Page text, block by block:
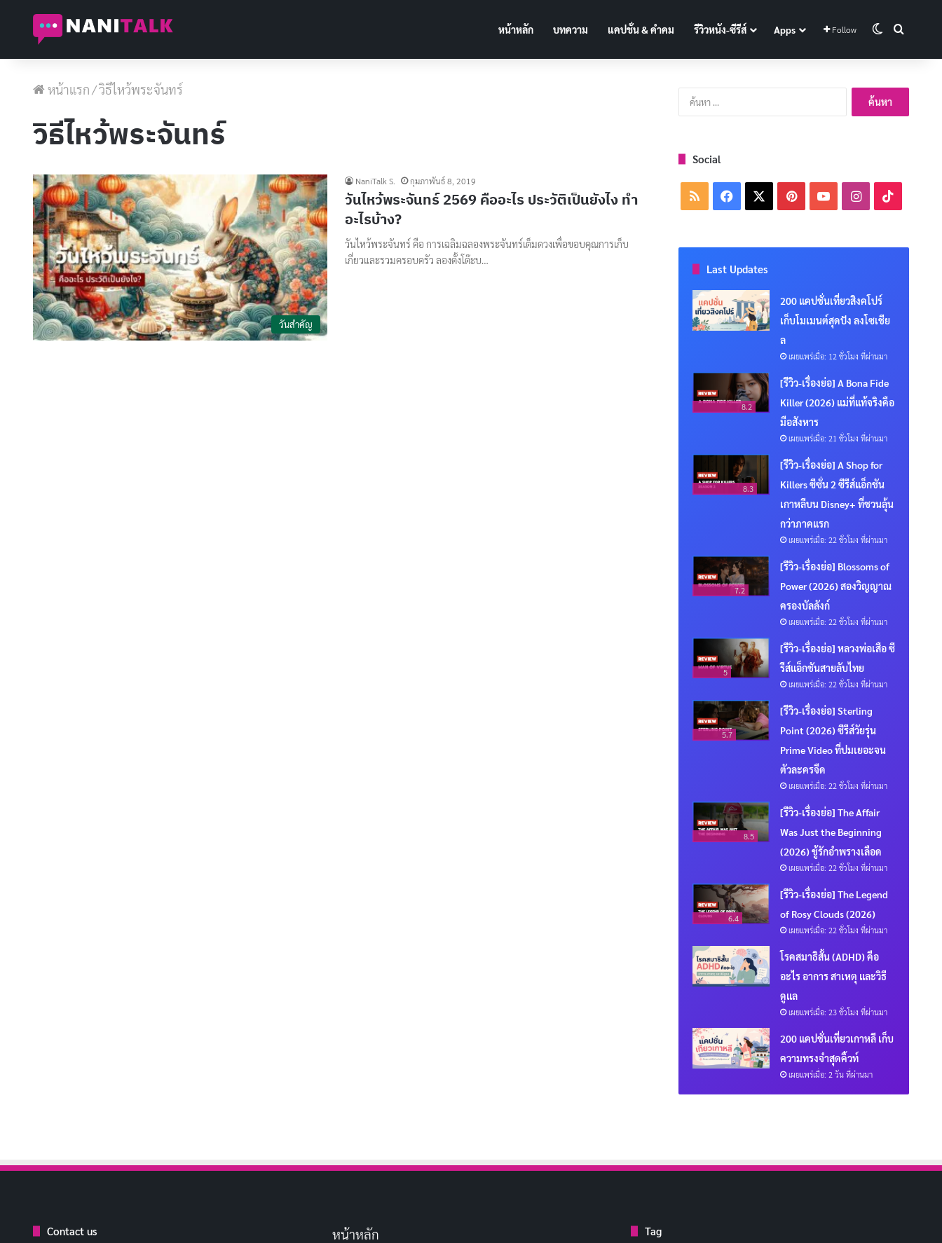
หน้าหลัก บทความ แคปชั่น & คำคม รีวิวหนัง-ซีรีส์ Apps Follow Switch skin
หน้าแรก/วิธีไหว้พระจันทร์
วิธีไหว้พระจันทร์
วันสำคัญ
NaniTalk S. กุมภาพันธ์ 8, 2019
วันไหว้พระจันทร์ 2569 คืออะไร ประวัติเป็นยังไง ทํา
อะไรบ้าง?
วันไหว้พระจันทร์ คือ การเฉลิมฉลองพระจันทร์เต็มดวงเพื่อขอบคุณการเก็บ
เกี่ยวและรวมครอบครัว ลองตั้งโต๊ะบ…
ค้นหา
สำหรับ:
Social
RSS Facebook PinterestYouTubeInstagram
Last Updates
200 แคปชั่นเที่ยวสิงคโปร์
เก็บโมเมนต์สุดปัง ลงโซเชีย
ล
เผยแพร่เมื่อ: 12 ชั่วโมง ที่ผ่านมา
8.2
[รีวิว-เรื่องย่อ] A Bona Fide
Killer (2026) แม่ที่แท้จริงคือ
มือสังหาร
เผยแพร่เมื่อ: 21 ชั่วโมง ที่ผ่านมา
8.3
[รีวิว-เรื่องย่อ] A Shop for
Killers ซีซั่น 2 ซีรีส์แอ็กชัน
เกาหลีบน Disney+ ที่ชวนลุ้น
กว่าภาคแรก
เผยแพร่เมื่อ: 22 ชั่วโมง ที่ผ่านมา
7.2
[รีวิว-เรื่องย่อ] Blossoms of
Power (2026) สองวิญญาณ
ครองบัลลังก์
เผยแพร่เมื่อ: 22 ชั่วโมง ที่ผ่านมา
5
[รีวิว-เรื่องย่อ] หลวงพ่อเสือ ซี
รีส์แอ็กชันสายลับไทย
เผยแพร่เมื่อ: 22 ชั่วโมง ที่ผ่านมา
5.7
[รีวิว-เรื่องย่อ] Sterling
Point (2026) ซีรีส์วัยรุ่น
Prime Video ที่ปมเยอะจน
ตัวละครจืด
เผยแพร่เมื่อ: 22 ชั่วโมง ที่ผ่านมา
8.5
[รีวิว-เรื่องย่อ] The Affair
Was Just the Beginning
(2026) ชู้รักอำพรางเลือด
เผยแพร่เมื่อ: 22 ชั่วโมง ที่ผ่านมา
6.4
[รีวิว-เรื่องย่อ] The Legend
of Rosy Clouds (2026)
เผยแพร่เมื่อ: 22 ชั่วโมง ที่ผ่านมา
โรคสมาธิสั้น (ADHD) คือ
อะไร อาการ สาเหตุ และวิธี
ดูแล
เผยแพร่เมื่อ: 23 ชั่วโมง ที่ผ่านมา
200 แคปชั่นเที่ยวเกาหลี เก็บ
ความทรงจำสุดคิ้วท์
เผยแพร่เมื่อ: 2 วัน ที่ผ่านมา
Contact us
หน้าหลัก
Tag